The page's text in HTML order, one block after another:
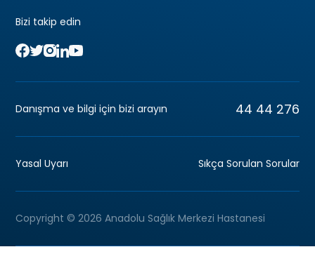
Bizi takip edin
Danışma ve bilgi için bizi arayın 44 44 276
Yasal Uyarı Sıkça Sorulan Sorular
Copyright © 2026 Anadolu Sağlık Merkezi Hastanesi